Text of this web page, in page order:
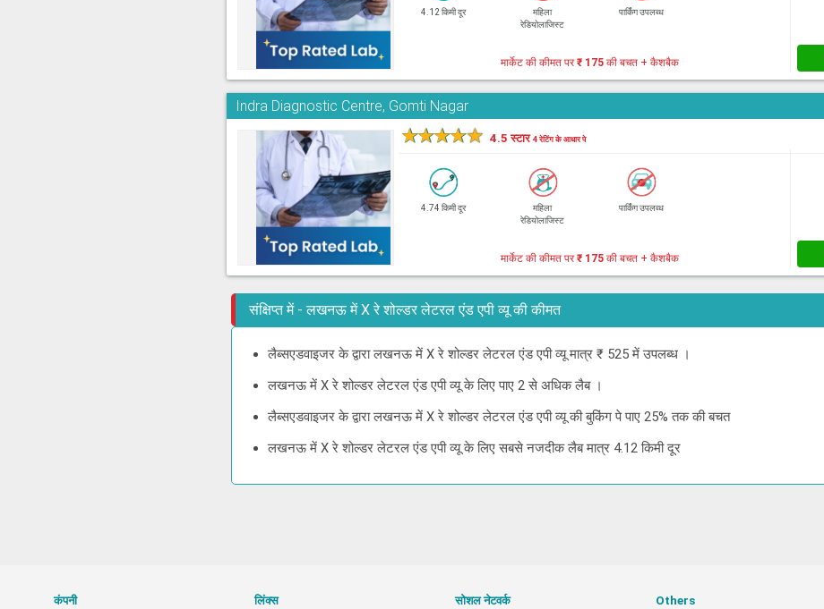
4.12 किमी दूर
महिला
रेडियोलाजिस्ट
पार्किंग उपलब्ध
मार्केट की कीमत पर₹ 175 की बचत + कैशबैक
Indra Diagnostic Centre, Gomti Nagar
★★★★★ 4.5 स्टार4 रेटिंग के आधार पे
4.74 किमी दूर
महिला
रेडियोलाजिस्ट
पार्किंग उपलब्ध
मार्केट की कीमत पर₹ 175 की बचत + कैशबैक
संक्षिप्त में - लखनऊ में X रे शोल्डर लेटरल एंड एपी व्यू की कीमत
लैब्सएडवाइजर के द्वारा लखनऊ में X रे शोल्डर लेटरल एंड एपी व्यू मात्र ₹ 525 में उपलब्ध ।
लखनऊ में X रे शोल्डर लेटरल एंड एपी व्यू के लिए पाए 2 से अधिक लैब ।
लैब्सएडवाइजर के द्वारा लखनऊ में X रे शोल्डर लेटरल एंड एपी व्यू की बुकिंग पे पाए 25% तक की बचत
लखनऊ में X रे शोल्डर लेटरल एंड एपी व्यू के लिए सबसे नजदीक लैब मात्र 4.12 किमी दूर
कंपनी लिंक्स सोशल नेटवर्क Others